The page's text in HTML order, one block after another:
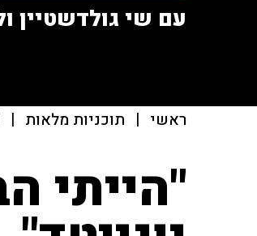
עם שי גולדשטיין
ראשי | תוכניות מלאות |
"הייתי